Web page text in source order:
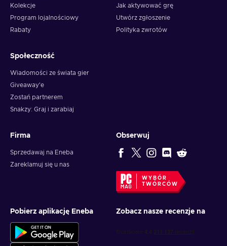
Kolekcje
Program lojalnościowy
Rabaty
Jak aktywować grę
Utwórz zgłoszenie
Polityka zwrotów
Społeczność
Wiadomości ze świata gier
Giveaway'e
Zostań partnerem
Snakzy: Graj i zarabiaj
Firma
Sprzedawaj na Eneba
Zareklamuj się u nas
Obserwuj
WYBÓR
TWÓRCÓW
Pobierz aplikację Eneba Zobacz nasze recenzje na